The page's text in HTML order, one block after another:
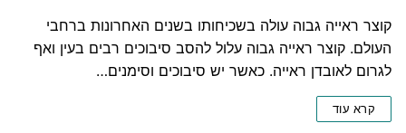
קוצר ראייה גבוה עולה בשכיחותו בשנים האחרונות ברחבי
העולם. קוצר ראייה גבוה עלול להסב סיבוכים רבים בעין ואף
לגרום לאובדן ראייה. כאשר יש סיבוכים וסימנים…
קרא עוד